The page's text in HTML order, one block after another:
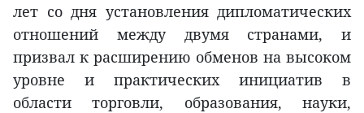
лет со дня установления дипломатических
отношений между двумя странами, и
призвал к расширению обменов на высоком
уровне и практических инициатив в
области торговли, образования, науки,